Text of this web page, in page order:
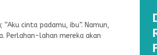
cinta padamu, ibu”. Namun,
Perlahan-lahan mereka akan